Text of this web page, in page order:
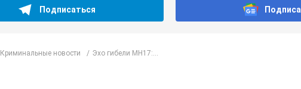
Подписаться
Криминальные новости Эхо гибели МН17:...